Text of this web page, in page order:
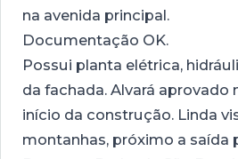
na avenida principal.
Documentação OK.
Possui planta elétrica,
da fachada. Alvará aprovado
início da construção. Linda
montanhas, próximo a saída